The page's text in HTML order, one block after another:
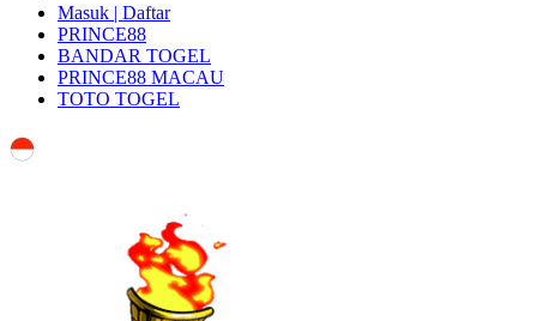
Masuk | Daftar
PRINCE88
BANDAR TOGEL
PRINCE88 MACAU
TOTO TOGEL